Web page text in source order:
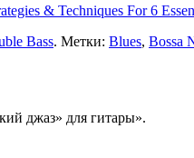
& Techniques For 6
Bass. Метки: Blues, Bossa
джаз» для гитары».